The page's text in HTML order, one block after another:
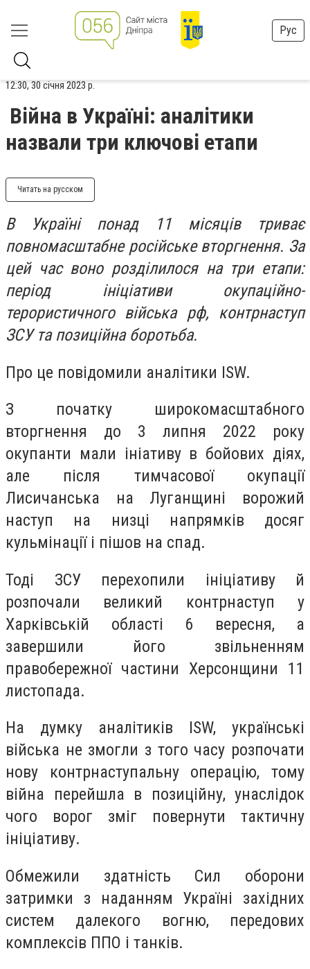
Рус
12:30, 30 січня 2023 р.
Війна в Україні: аналітики
назвали три ключові етапи
Читать на русском
В Україні понад 11 місяців триває
повномасштабне російське вторгнення. За
цей час воно розділилося на три етапи:
період ініціативи окупаційно-
терористичного війська рф, контрнаступ
ЗСУ та позиційна боротьба.
Про це повідомили аналітики ISW.
З початку широкомасштабного
вторгнення до 3 липня 2022 року
окупанти мали ініативу в бойових діях,
але після тимчасової окупації
Лисичанська на Луганщині ворожий
наступ на низці напрямків досяг
кульмінації і пішов на спад.
Тоді ЗСУ перехопили ініціативу й
розпочали великий контрнаступ у
Харківській області 6 вересня, а
завершили його звільненням
правобережної частини Херсонщини 11
листопада.
На думку аналітиків ISW, українські
війська не змогли з того часу розпочати
нову контрнаступальну операцію, тому
війна перейшла в позиційну, унаслідок
чого ворог зміг повернути тактичну
ініціативу.
Обмежили здатність Сил оборони
затримки з наданням Україні західних
систем далекого вогню, передових
комплексів ППО і танків.